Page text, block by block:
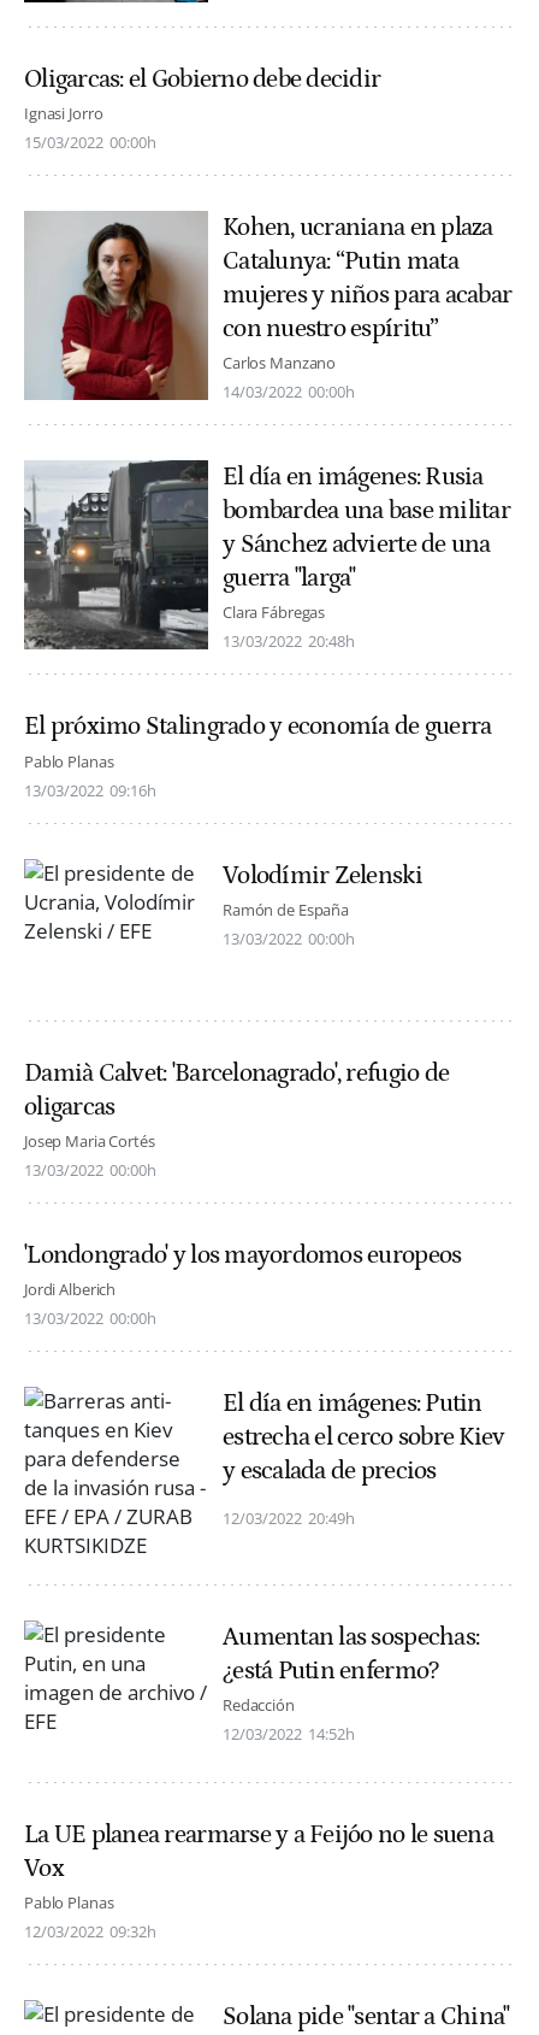
Oligarcas: el Gobierno debe decidir
Ignasi Jorro
15/03/2022 00:00h
Kohen, ucraniana en plaza
Catalunya: “Putin mata
mujeres y niños para acabar
con nuestro espíritu”
Carlos Manzano
14/03/2022 00:00h
El día en imágenes: Rusia
bombardea una base militar
y Sánchez advierte de una
guerra "larga"
Clara Fábregas
13/03/2022 20:48h
El próximo Stalingrado y economía de guerra
Pablo Planas
13/03/2022 09:16h
Volodímir Zelenski
Ramón de España
13/03/2022 00:00h
Damià Calvet: 'Barcelonagrado', refugio de
oligarcas
Josep Maria Cortés
13/03/2022 00:00h
'Londongrado' y los mayordomos europeos
Jordi Alberich
13/03/2022 00:00h
El día en imágenes: Putin
estrecha el cerco sobre Kiev
y escalada de precios
12/03/2022 20:49h
Aumentan las sospechas:
¿está Putin enfermo?
Redacción
12/03/2022 14:52h
La UE planea rearmarse y a Feijóo no le suena
Vox
Pablo Planas
12/03/2022 09:32h
Solana pide "sentar a China"